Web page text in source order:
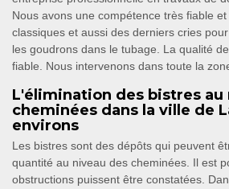
Nous avons une compétence très fiable
classiques et aussi des derniers cries
les goudrons dans le tubage. La qualité
fiable. Nous intervenons dans toute la
L'élimination des bistres au
cheminées dans la ville de
environs
Les bistres sont des dépôts qui peuvent
quantité au niveau des cheminées. Il est
obstructions puissent être constatées.